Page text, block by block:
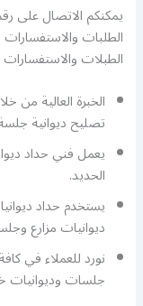
يمكنكم الاتصال على
الطلبات والاستفسارات
الطبلات
الخبرة العالية
تصليح ديوانية
يعمل فني حداد
الحديد.
يستخدم حداد
ديوانيات مزارع
نورد للعملاء في
جلسات وديوانيات